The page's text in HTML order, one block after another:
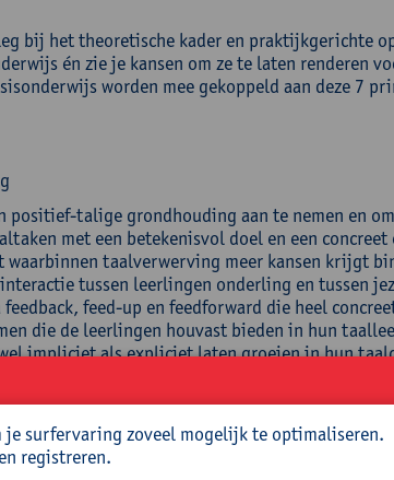
bij het theoretische kader en praktijkgerichte
én zie je kansen om ze te laten renderen
worden mee gekoppeld aan deze 7
positief-talige grondhouding aan te nemen en
met een betekenisvol doel en een
waarbinnen taalverwerving meer kansen krijgt
tussen leerlingen onderling en tussen
feed-up en feedforward die heel
die de leerlingen houvast bieden in hun
impliciet als expliciet laten groeien in hun
het taalleerproces van je leerlingen en
om eruit te leren;
voor taalkrachtig onderwijs om je eigen
op basis van die 7 principes;
Nederlands basisonderwijs aan die 7
je surfervaring zoveel mogelijk te optimaliseren.
registreren.